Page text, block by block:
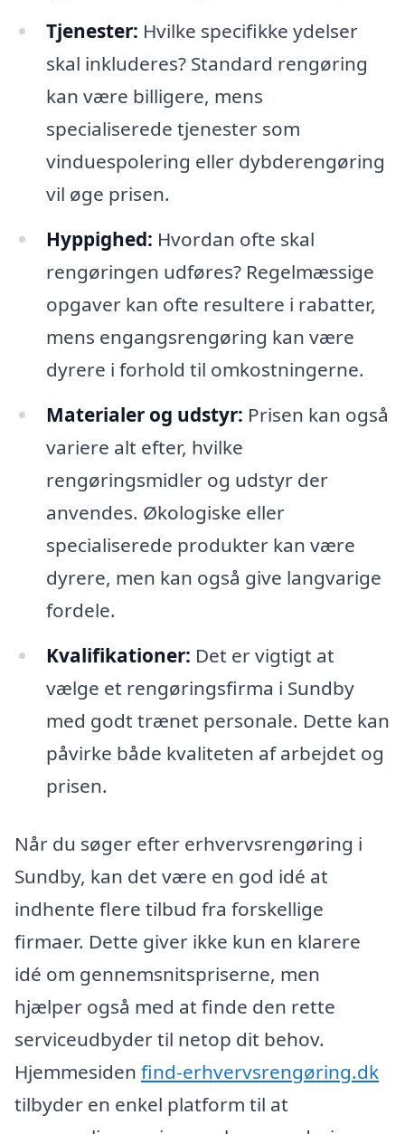
Tjenester: Hvilke specifikke ydelser
skal inkluderes? Standard rengøring
kan være billigere, mens
specialiserede tjenester som
vinduespolering eller dybderengøring
vil øge prisen.
Hyppighed: Hvordan ofte skal
rengøringen udføres? Regelmæssige
opgaver kan ofte resultere i rabatter,
mens engangsrengøring kan være
dyrere i forhold til omkostningerne.
Materialer og udstyr: Prisen kan også
variere alt efter, hvilke
rengøringsmidler og udstyr der
anvendes. Økologiske eller
specialiserede produkter kan være
dyrere, men kan også give langvarige
fordele.
Kvalifikationer: Det er vigtigt at
vælge et rengøringsfirma i Sundby
med godt trænet personale. Dette kan
påvirke både kvaliteten af arbejdet og
prisen.
Når du søger efter erhvervsrengøring i
Sundby, kan det være en god idé at
indhente flere tilbud fra forskellige
firmaer. Dette giver ikke kun en klarere
idé om gennemsnitspriserne, men
hjælper også med at finde den rette
serviceudbyder til netop dit behov.
Hjemmesiden find-erhvervsrengøring.dk
tilbyder en enkel platform til at